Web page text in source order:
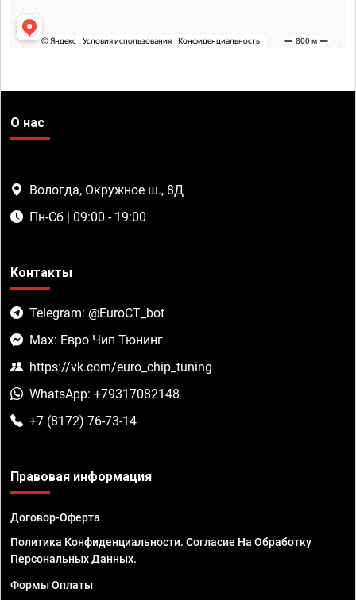
О нас
Вологда, Окружное ш., 8Д
Пн-Сб | 09:00 - 19:00
Контакты
Telegram: @EuroCT_bot
Max: Евро Чип Тюнинг
https://vk.com/euro_chip_tuning
WhatsApp: +79317082148
+7 (8172) 76-73-14
Правовая информация
Договор-Оферта
Политика Конфиденциальности. Согласие На Обработку
Персональных Данных.
Формы Оплаты